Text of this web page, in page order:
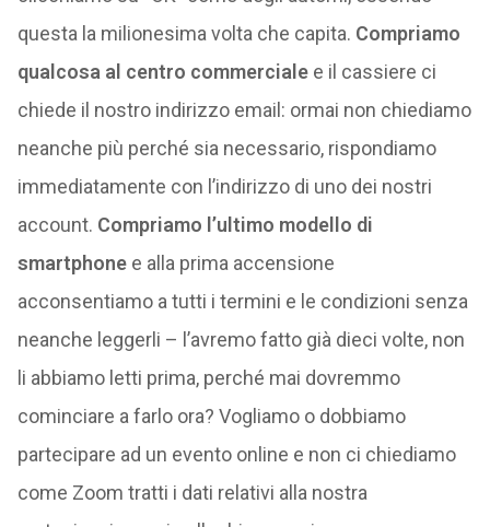
questa la milionesima volta che capita. Compriamo
qualcosa al centro commerciale e il cassiere ci
chiede il nostro indirizzo email: ormai non chiediamo
neanche più perché sia necessario, rispondiamo
immediatamente con l’indirizzo di uno dei nostri
account. Compriamo l’ultimo modello di
smartphonee alla prima accensione
acconsentiamo a tutti i termini e le condizioni senza
neanche leggerli – l’avremo fatto già dieci volte, non
li abbiamo letti prima, perché mai dovremmo
cominciare a farlo ora? Vogliamo o dobbiamo
partecipare ad un evento online e non ci chiediamo
come Zoom tratti i dati relativi alla nostra